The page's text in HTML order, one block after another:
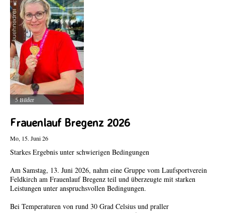
5 Bilder
Frauenlauf Bregenz 2026
Mo, 15. Juni 26
Starkes Ergebnis unter schwierigen Bedingungen
Am Samstag, 13. Juni 2026, nahm eine Gruppe vom Laufsportverein
Feldkirch am Frauenlauf Bregenz teil und überzeugte mit starken
Leistungen unter anspruchsvollen Bedingungen.
Bei Temperaturen von rund 30 Grad Celsius und praller